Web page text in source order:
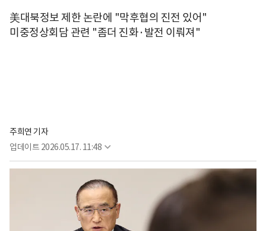
美대북정보 제한 논란에 "막후협의 진전 있어"
미중정상회담 관련 "좀더 진화·발전 이뤄져"
주희연 기자
업데이트 2026.05.17. 11:48